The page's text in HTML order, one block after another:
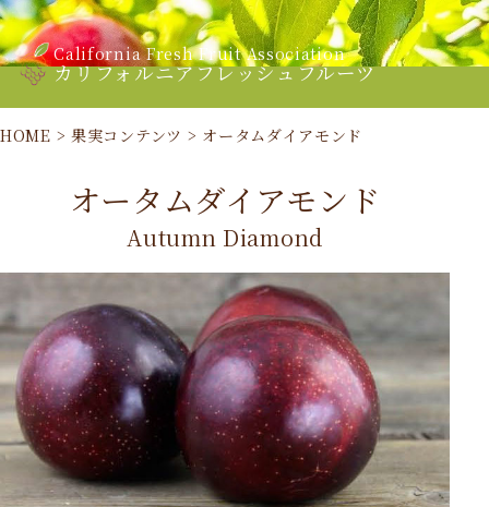
California Fresh Fruit Association
カリフォルニアフレッシュフルーツ
HOME > 果実コンテンツ > オータムダイアモンド
オータムダイアモンド
Autumn Diamond